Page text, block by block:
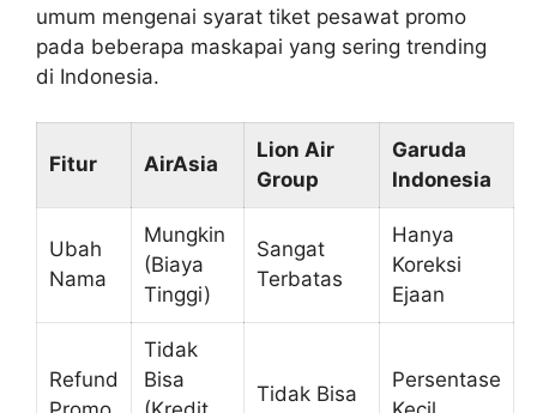
umum mengenai syarat tiket pesawat promo
pada beberapa maskapai yang sering trending
di Indonesia.
Fitur AirAsia
Lion Air
Group
Garuda
Indonesia
Ubah
Nama
Mungkin
(Biaya
Tinggi)
Sangat
Terbatas
Hanya
Koreksi
Ejaan
Refund
Tidak
Bisa
Tidak Bisa
Persentase